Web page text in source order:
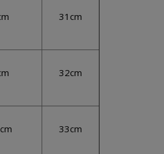
31cm
32cm
33cm